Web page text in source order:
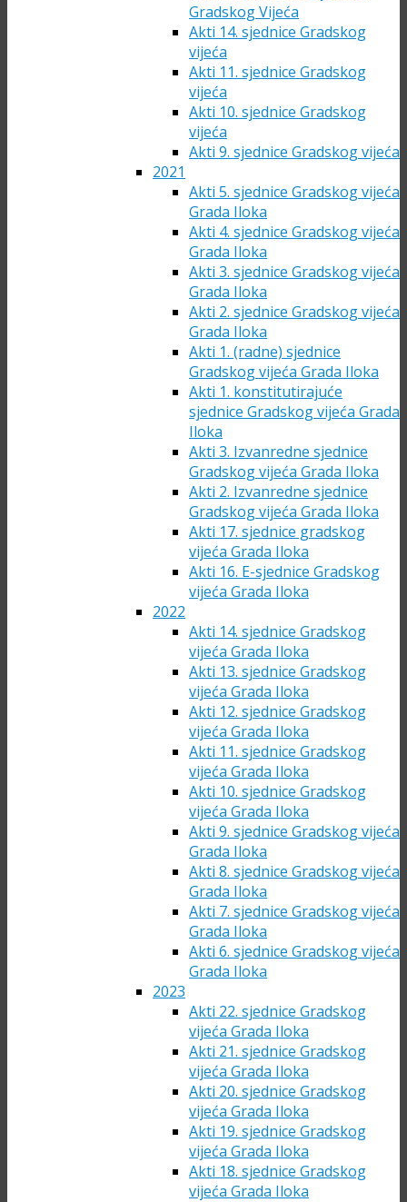
Gradskog Vijeća
Akti 14. sjednice Gradskog
vijeća
Akti 11. sjednice Gradskog
vijeća
Akti 10. sjednice Gradskog
vijeća
Akti 9. sjednice Gradskog vijeća
2021
Akti 5. sjednice Gradskog vijeća
Grada Iloka
Akti 4. sjednice Gradskog vijeća
Grada Iloka
Akti 3. sjednice Gradskog vijeća
Grada Iloka
Akti 2. sjednice Gradskog vijeća
Grada Iloka
Akti 1. (radne) sjednice
Gradskog vijeća Grada Iloka
Akti 1. konstitutirajuće
sjednice Gradskog vijeća Grada
Iloka
Akti 3. Izvanredne sjednice
Gradskog vijeća Grada Iloka
Akti 2. Izvanredne sjednice
Gradskog vijeća Grada Iloka
Akti 17. sjednice gradskog
vijeća Grada Iloka
Akti 16. E-sjednice Gradskog
vijeća Grada Iloka
2022
Akti 14. sjednice Gradskog
vijeća Grada Iloka
Akti 13. sjednice Gradskog
vijeća Grada Iloka
Akti 12. sjednice Gradskog
vijeća Grada Iloka
Akti 11. sjednice Gradskog
vijeća Grada Iloka
Akti 10. sjednice Gradskog
vijeća Grada Iloka
Akti 9. sjednice Gradskog vijeća
Grada Iloka
Akti 8. sjednice Gradskog vijeća
Grada Iloka
Akti 7. sjednice Gradskog vijeća
Grada Iloka
Akti 6. sjednice Gradskog vijeća
Grada Iloka
2023
Akti 22. sjednice Gradskog
vijeća Grada Iloka
Akti 21. sjednice Gradskog
vijeća Grada Iloka
Akti 20. sjednice Gradskog
vijeća Grada Iloka
Akti 19. sjednice Gradskog
vijeća Grada Iloka
Akti 18. sjednice Gradskog
vijeća Grada Iloka